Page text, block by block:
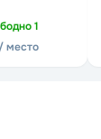
1
/ место